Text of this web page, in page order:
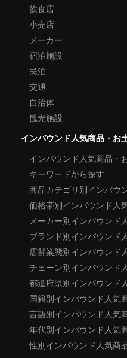
飲食店
小売店
メーカー
宿泊施設
民泊
交通
自治体
観光施設
インバウンド人気商品・お
インバウンド人気商品・
キーワードから探す
商品カテゴリ別インバウ
価格帯別インバウンド人
メーカー別インバウンド
ブランド別インバウンド
店舗業態別インバウンド
チェーン別インバウンド
都道府県別インバウンド
国籍別インバウンド人気
言語別インバウンド人気
年代別インバウンド人気
性別インバウンド人気商